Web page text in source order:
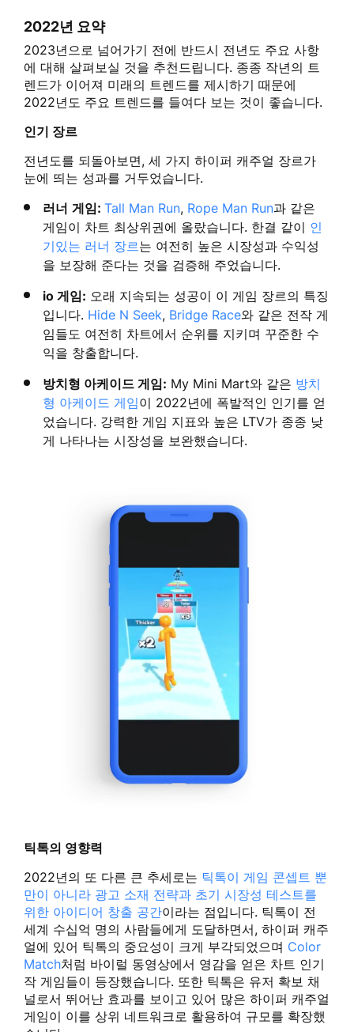
2022년 요약
2023년으로 넘어가기 전에 반드시 전년도 주요 사항
에 대해 살펴보실 것을 추천드립니다. 종종 작년의 트
렌드가 이어져 미래의 트렌드를 제시하기 때문에
2022년도 주요 트렌드를 들여다 보는 것이 좋습니다.
인기 장르
전년도를 되돌아보면, 세 가지 하이퍼 캐주얼 장르가
눈에 띄는 성과를 거두었습니다.
러너 게임: Tall Man Run, Rope Man Run과 같은
게임이 차트 최상위권에 올랐습니다. 한결 같이 인
기있는 러너 장르는 여전히 높은 시장성과 수익성
을 보장해 준다는 것을 검증해 주었습니다.
io 게임: 오래 지속되는 성공이 이 게임 장르의 특징
입니다. Hide N Seek, Bridge Race와 같은 전작 게
임들도 여전히 차트에서 순위를 지키며 꾸준한 수
익을 창출합니다.
방치형 아케이드 게임: My Mini Mart와 같은 방치
형 아케이드 게임이 2022년에 폭발적인 인기를 얻
었습니다. 강력한 게임 지표와 높은 LTV가 종종 낮
게 나타나는 시장성을 보완했습니다.
틱톡의 영향력
2022년의 또 다른 큰 추세로는 틱톡이 게임 콘셉트 뿐
만이 아니라 광고 소재 전략과 초기 시장성 테스트를
위한 아이디어 창출 공간이라는 점입니다. 틱톡이 전
세계 수십억 명의 사람들에게 도달하면서, 하이퍼 캐주
얼에 있어 틱톡의 중요성이 크게 부각되었으며 Color
Match처럼 바이럴 동영상에서 영감을 얻은 차트 인기
작 게임들이 등장했습니다. 또한 틱톡은 유저 확보 채
널로서 뛰어난 효과를 보이고 있어 많은 하이퍼 캐주얼
게임이 이를 상위 네트워크로 활용하여 규모를 확장했